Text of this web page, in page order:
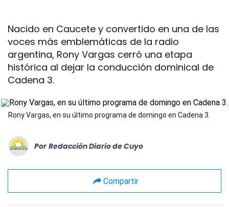
Nacido en Caucete y convertido en una de las
voces más emblemáticas de la radio
argentina, Rony Vargas cerró una etapa
histórica al dejar la conducción dominical de
Cadena 3.
Rony Vargas, en su último programa de domingo en Cadena 3.
Por Redacción Diario de Cuyo
Compartir